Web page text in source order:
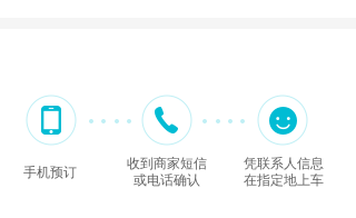
手机预订
收到商家短信
或电话确认
凭联系人信息
在指定地上车